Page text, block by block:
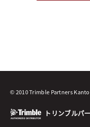
© 2010 Trimble Partners
トリンブルパ